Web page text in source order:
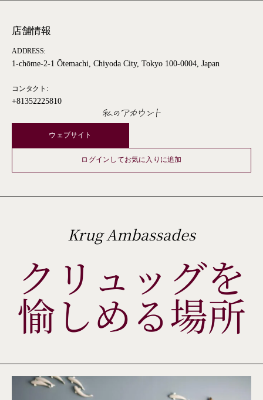
店舗情報
ADDRESS:
1-chōme-2-1 Ōtemachi, Chiyoda City, Tokyo 100-0004, Japan
コンタクト:
+81352225810
私のアカウント
ウェブサイト
ログインしてお気に入りに追加
Krug Ambassades
クリュッグを
愉しめる場所